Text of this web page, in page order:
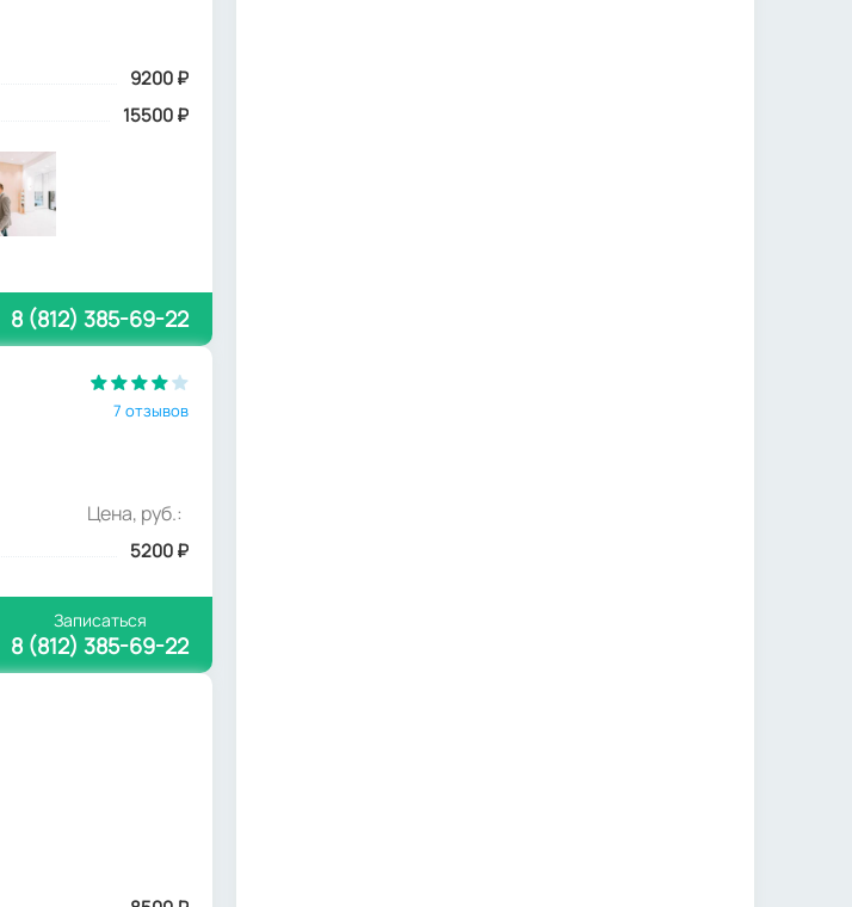
9200₽
15500 ₽
8 (812) 385-69-22
7 отзывов
Цена, руб.:
5200₽
Записаться
8 (812) 385-69-22